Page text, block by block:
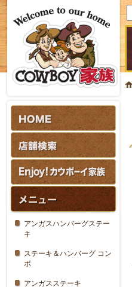
アンガスハンバーグステー
キ
ステーキ＆ハンバーグ コン
ボ
アンガスステーキ